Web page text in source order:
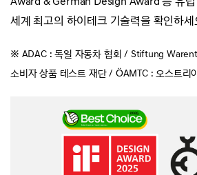
세계 최고의 하이테크 기술력을 확인하세
※ ADAC : 독일 자동차 협회 / Stiftung
소비자 상품 테스트 재단 / ÖAMTC : 오스트리